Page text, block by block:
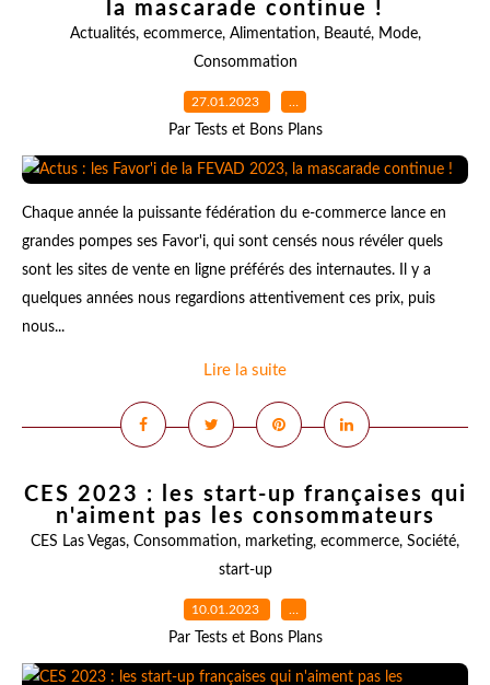
la mascarade continue !
Actualités, ecommerce, Alimentation, Beauté, Mode,
Consommation
27.01.2023 …
Par Tests et Bons Plans
Chaque année la puissante fédération du e-commerce lance en
grandes pompes ses Favor'i, qui sont censés nous révéler quels
sont les sites de vente en ligne préférés des internautes. Il y a
quelques années nous regardions attentivement ces prix, puis
nous...
Lire la suite
CES 2023 : les start-up françaises qui
n'aiment pas les consommateurs
CES Las Vegas, Consommation, marketing, ecommerce, Société,
start-up
10.01.2023 …
Par Tests et Bons Plans